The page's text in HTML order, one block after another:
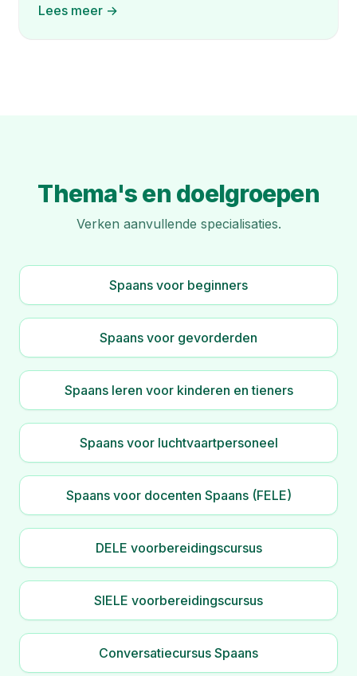
Lees meer →
Thema's en doelgroepen
Verken aanvullende specialisaties.
Spaans voor beginners
Spaans voor gevorderden
Spaans leren voor kinderen en tieners
Spaans voor luchtvaartpersoneel
Spaans voor docenten Spaans (FELE)
DELE voorbereidingscursus
SIELE voorbereidingscursus
Conversatiecursus Spaans